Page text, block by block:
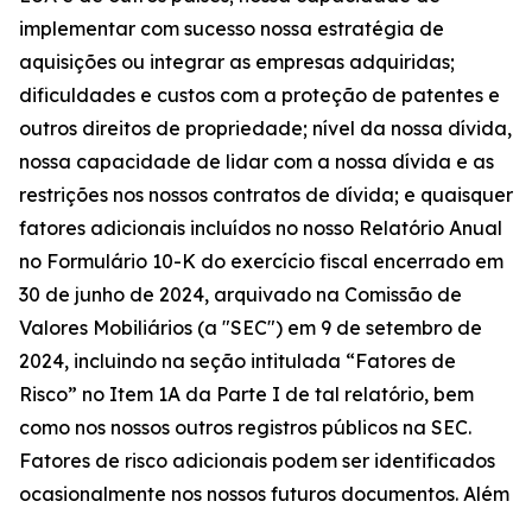
implementar com sucesso nossa estratégia de
aquisições ou integrar as empresas adquiridas;
dificuldades e custos com a proteção de patentes e
outros direitos de propriedade; nível da nossa dívida,
nossa capacidade de lidar com a nossa dívida e as
restrições nos nossos contratos de dívida; e quaisquer
fatores adicionais incluídos no nosso Relatório Anual
no Formulário 10-K do exercício fiscal encerrado em
30 de junho de 2024, arquivado na Comissão de
Valores Mobiliários (a "SEC") em 9 de setembro de
2024, incluindo na seção intitulada “Fatores de
Risco” no Item 1A da Parte I de tal relatório, bem
como nos nossos outros registros públicos na SEC.
Fatores de risco adicionais podem ser identificados
ocasionalmente nos nossos futuros documentos. Além